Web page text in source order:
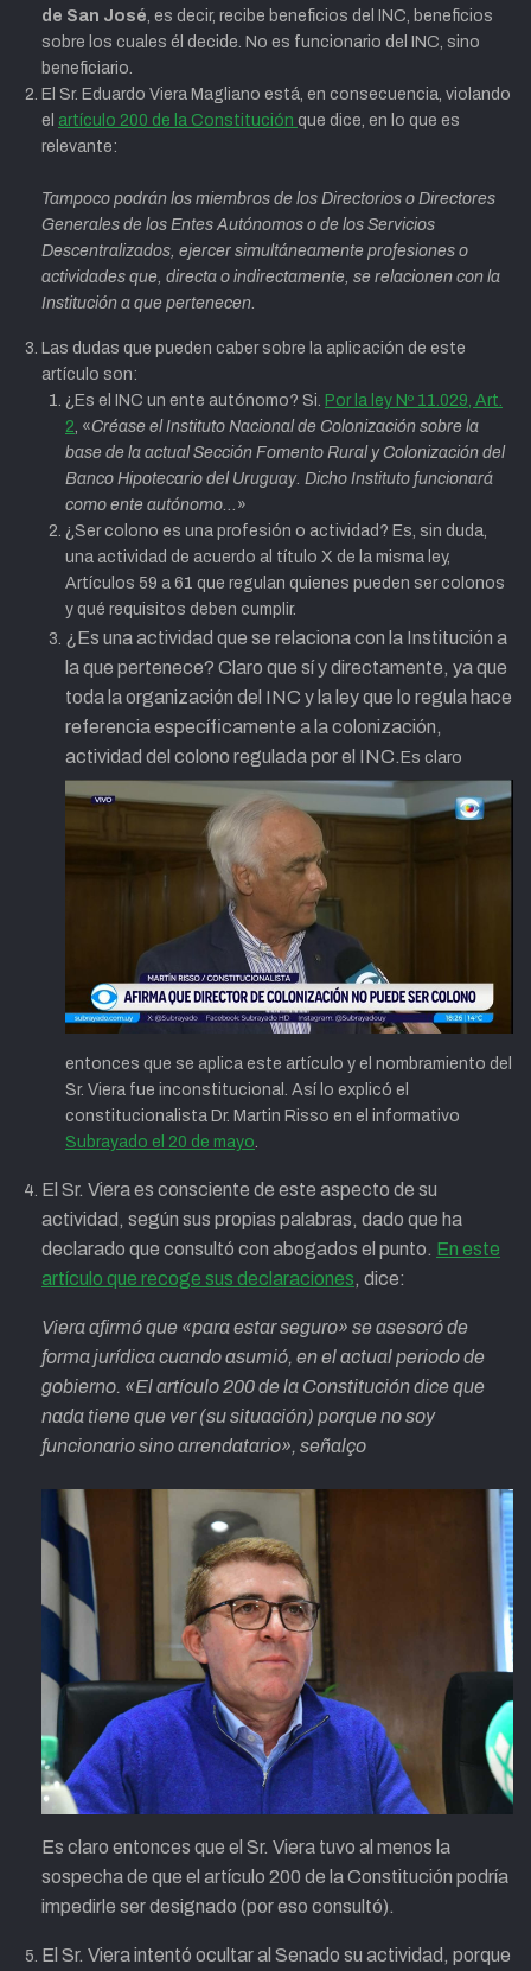
de San José, es decir, recibe beneficios del INC, beneficios
sobre los cuales él decide. No es funcionario del INC, sino
beneficiario.
El Sr. Eduardo Viera Magliano está, en consecuencia, violando
el artículo 200 de la Constitución que dice, en lo que es
relevante:
Tampoco podrán los miembros de los Directorios o Directores
Generales de los Entes Autónomos o de los Servicios
Descentralizados, ejercer simultáneamente profesiones o
actividades que, directa o indirectamente, se relacionen con la
Institución a que pertenecen.
Las dudas que pueden caber sobre la aplicación de este
artículo son:
¿Es el INC un ente autónomo? Si. Por la ley Nº 11.029, Art.
2, «Créase el Instituto Nacional de Colonización sobre la
base de la actual Sección Fomento Rural y Colonización del
Banco Hipotecario del Uruguay. Dicho Instituto funcionará
como ente autónomo… »
¿Ser colono es una profesión o actividad? Es, sin duda,
una actividad de acuerdo al título X de la misma ley,
Artículos 59 a 61 que regulan quienes pueden ser colonos
y qué requisitos deben cumplir.
¿Es una actividad que se relaciona con la Institución a
la que pertenece? Claro que sí y directamente, ya que
toda la organización del INC y la ley que lo regula hace
referencia específicamente a la colonización,
actividad del colono regulada por el INC. Es claro
entonces que se aplica este artículo y el nombramiento del
Sr. Viera fue inconstitucional. Así lo explicó el
constitucionalista Dr. Martin Risso en el informativo
Subrayado el 20 de mayo.
El Sr. Viera es consciente de este aspecto de su
actividad, según sus propias palabras, dado que ha
declarado que consultó con abogados el punto. En este
artículo que recoge sus declaraciones, dice:
Viera afirmó que «para estar seguro» se asesoró de
forma jurídica cuando asumió, en el actual periodo de
gobierno. «El artículo 200 de la Constitución dice que
nada tiene que ver (su situación) porque no soy
funcionario sino arrendatario», señalço
Es claro entonces que el Sr. Viera tuvo al menos la
sospecha de que el artículo 200 de la Constitución podría
impedirle ser designado (por eso consultó).
El Sr. Viera intentó ocultar al Senado su actividad, porque